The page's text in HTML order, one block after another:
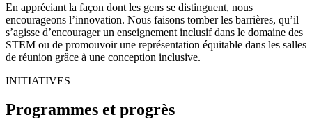
En appréciant la façon dont les gens se distinguent, nous
encourageons l’innovation. Nous faisons tomber les barrières, qu’il
s’agisse d’encourager un enseignement inclusif dans le domaine des
STEM ou de promouvoir une représentation équitable dans les salles
de réunion grâce à une conception inclusive.
INITIATIVES
Programmes et progrès